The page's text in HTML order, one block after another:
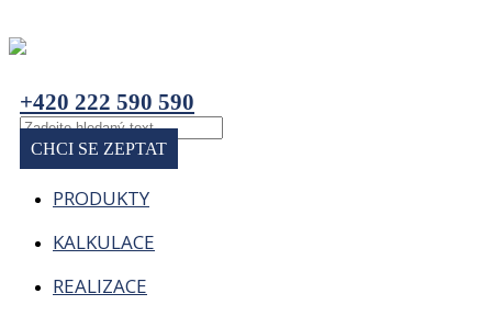
+420 222 590 590
CHCI SE ZEPTAT
PRODUKTY
KALKULACE
REALIZACE